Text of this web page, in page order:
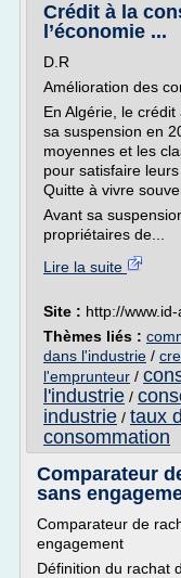
Crédit à la
l’économie ...
D.R
Amélioration des
En Algérie, le
sa suspension en
moyennes et les
pour satisfaire
Quitte à vivre
Avant sa
propriétaires de...
Lire la suite
Site : http://
Thèmes liés :
dans l'industrie /
l'emprunteur /
l'industrie /
industrie / taux
consommation
Comparateur
sans
Comparateur de
engagement
Définition du rachat